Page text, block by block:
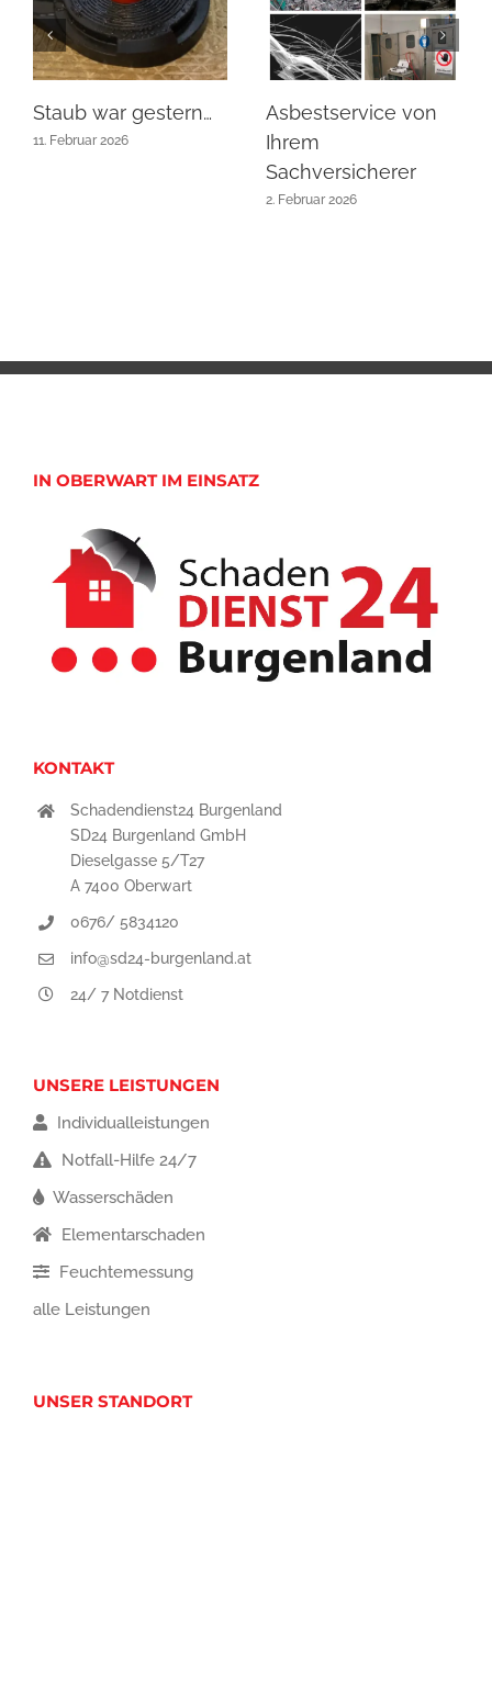
Staub war gestern…
11. Februar 2026
Asbestservice von
Ihrem
Sachversicherer
2. Februar 2026
IN OBERWART IM EINSATZ
KONTAKT
Schadendienst24 Burgenland
SD24 Burgenland GmbH
Dieselgasse 5/T27
A 7400 Oberwart
0676/ 5834120
info@sd24-burgenland.at
24/ 7 Notdienst
UNSERE LEISTUNGEN
Individualleistungen
Notfall-Hilfe 24/7
Wasserschäden
Elementarschaden
Feuchtemessung
alle Leistungen
UNSER STANDORT